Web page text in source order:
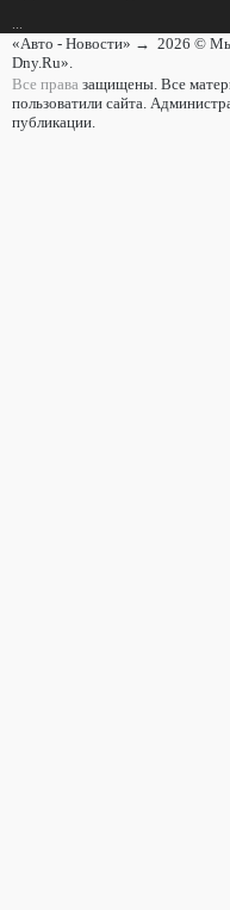
«Авто - Новости» → 2026 © Мы
Dny.Ru».
Все права защищены. Все
пользоватили сайта.
публикации.